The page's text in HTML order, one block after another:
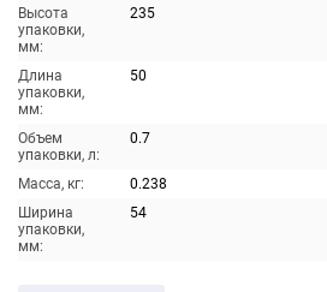
Высота
упаковки,
мм:
235
Длина
упаковки,
мм:
50
Объем
упаковки, л:
0.7
Масса, кг:
0.238
Ширина
упаковки,
мм:
54